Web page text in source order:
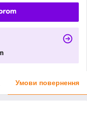
Умови повернення